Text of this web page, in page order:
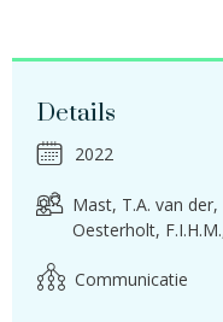
Details
2022
Mast, T.A. van der
Oesterholt, F.I.H.M.
Communicatie